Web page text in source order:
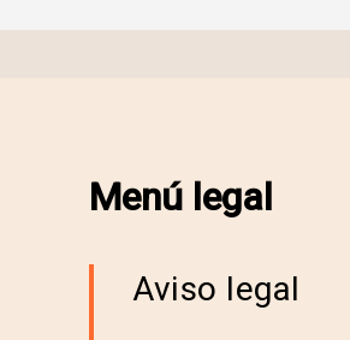
Menú legal
Aviso legal